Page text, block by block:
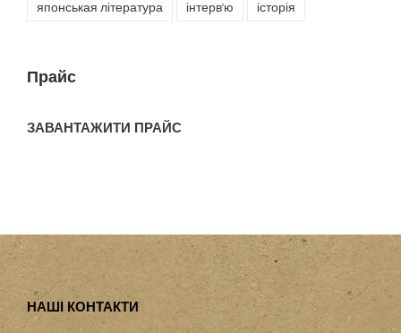
японськая література інтерв'ю історія
Прайс
ЗАВАНТАЖИТИ ПРАЙС
НАШІ КОНТАКТИ